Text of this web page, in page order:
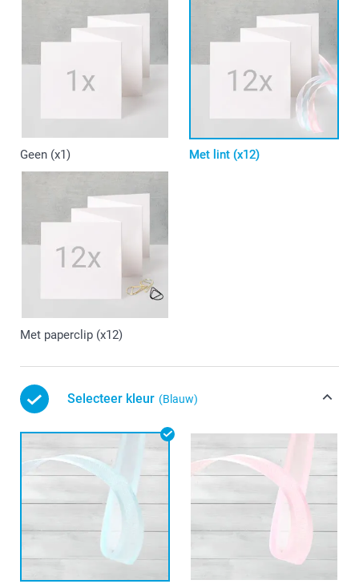
Geen (x1) Met lint (x12)
Met paperclip (x12)
Selecteer kleur (Blauw)